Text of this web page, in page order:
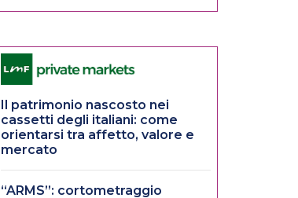
Il patrimonio nascosto nei
cassetti degli italiani: come
orientarsi tra affetto, valore e
mercato
“ARMS”: cortometraggio